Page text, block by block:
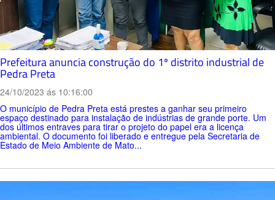
Prefeitura anuncia construção do 1º distrito industrial de
Pedra Preta
24/10/2023 ás 10:16:00
O município de Pedra Preta está prestes a ganhar seu primeiro
espaço destinado para instalação de indústrias de grande porte. Um
dos últimos entraves para tirar o projeto do papel era a licença
ambiental. O documento foi liberado e entregue pela Secretaria de
Estado de Meio Ambiente de Mato...